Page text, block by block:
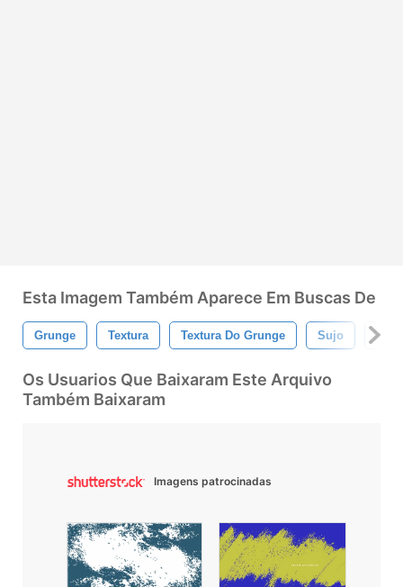
Esta Imagem Também Aparece Em Buscas De
Grunge Textura Textura Do Grunge Sujo
Os Usuarios Que Baixaram Este Arquivo
Também Baixaram
Imagens patrocinadas